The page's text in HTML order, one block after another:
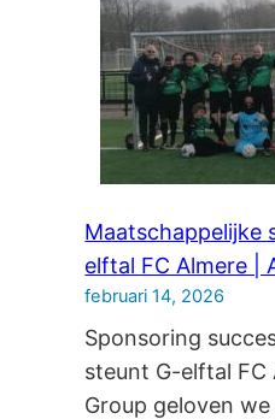
Maatschappelijke
elftal FC Almere |
februari 14, 2026
Sponsoring
steunt G-elftal FC
Group geloven